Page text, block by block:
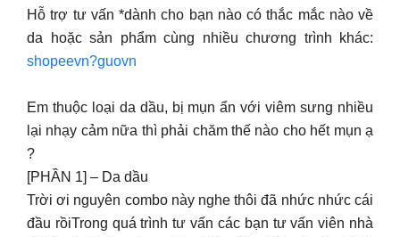
Hỗ trợ tư vấn *dành cho bạn nào có thắc mắc nào về
da hoặc sản phẩm cùng nhiều chương trình khác:
shopeevn?guovn
Em thuộc loại da dầu, bị mụn ẩn với viêm sưng nhiều
lại nhạy cảm nữa thì phải chăm thế nào cho hết mụn ạ
?
[PHẦN 1] – Da dầu
Trời ơi nguyên combo này nghe thôi đã nhức nhức cái
đầu rồiTrong quá trình tư vấn các bạn tư vấn viên nhà